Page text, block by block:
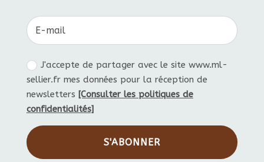
J'accepte de partager avec le site www.ml-
sellier.fr mes données pour la réception de
newsletters [Consulter les politiques de
confidentialités]
S'ABONNER